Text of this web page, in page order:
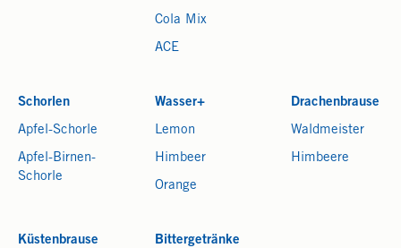
Cola Mix
ACE
Schorlen
Apfel-Schorle
Apfel-Birnen-
Schorle
Wasser+
Lemon
Himbeer
Orange
Drachenbrause
Waldmeister
Himbeere
Küstenbrause Bittergetränke